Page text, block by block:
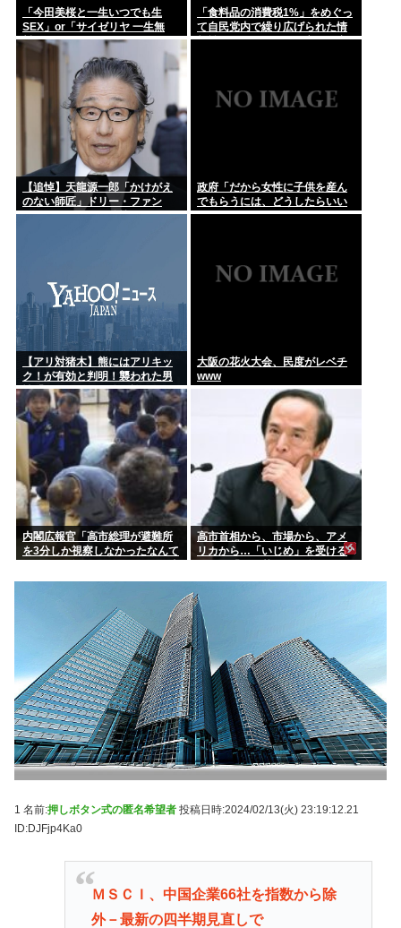
「今田美桜と一生いつでも生
SEX」or「サイゼリヤ 一生無
料」www
「食料品の消費税1%」をめぐっ
て自民党内で繰り広げられた情
報戦…！ウソまで飛び交った密
【追悼】天龍源一郎「かけがえ
のない師匠」ドリー・ファン
ク・ジュニアさん追悼
政府「だから女性に子供を産ん
でもらうには、どうしたらいい
のよ;;」
【アリ対猪木】熊にはアリキッ
ク！が有効と判明！襲われた男
性「アリキックで追っ払った」
大阪の花火大会、民度がレベチ
www
内閣広報官「高市総理が避難所
を3分しか視察しなかったなんて
実上の視察は数分で正解
高市首相から、市場から、アメ
リカから…「いじめ」を受ける
「たった1つの正しい方法」とは
何か
1 名前:押しボタン式の匿名希望者 投稿日時:2024/02/13(火) 23:19:12.21
ID:DJFjp4Ka0
ＭＳＣＩ、中国企業66社を指数から除
外－最新の四半期見直しで